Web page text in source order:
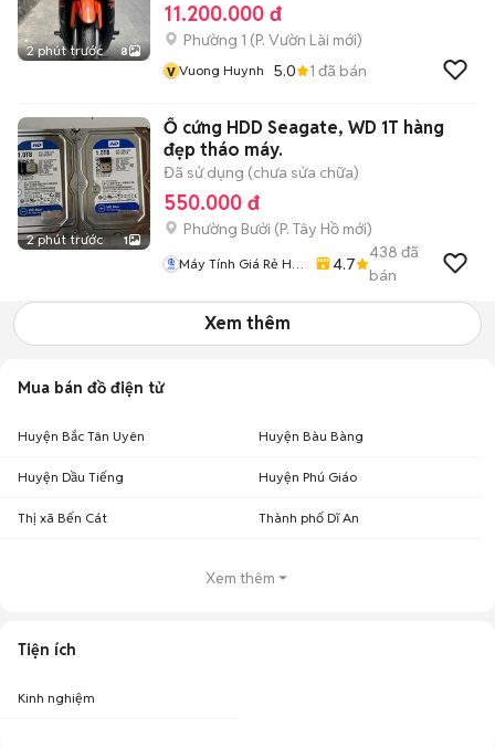
2 phút trước 8
11.200.000 đ
Phường 1 (P. Vườn Lài mới)
v Vuong Huynh 5.0 1 đã bán
2 phút trước 1
Ổ cứng HDD Seagate, WD 1T hàng
đẹp tháo máy.
Đã sử dụng (chưa sửa chữa)
550.000 đ
Phường Bưởi (P. Tây Hồ mới)
Máy Tính Giá Rẻ Hà
4.7
438 đã
bán
Xem thêm
Mua bán đồ điện tử
Huyện Bắc Tân Uyên Huyện Bàu Bàng
Huyện Dầu Tiếng Huyện Phú Giáo
Thị xã Bến Cát Thành phố Dĩ An
Xem thêm
Tiện ích
Kinh nghiệm